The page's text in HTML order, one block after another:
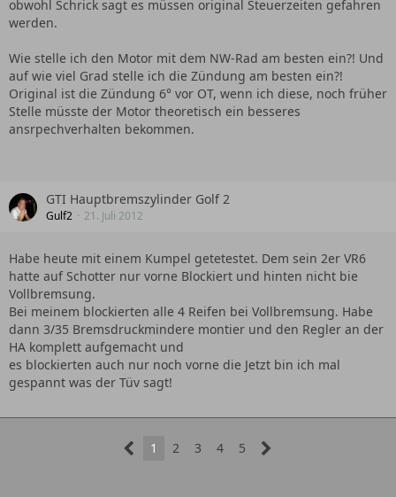
obwohl Schrick sagt es müssen original Steuerzeiten gefahren
werden.
Wie stelle ich den Motor mit dem NW-Rad am besten ein?! Und
auf wie viel Grad stelle ich die Zündung am besten ein?!
Original ist die Zündung 6° vor OT, wenn ich diese, noch früher
Stelle müsste der Motor theoretisch ein besseres
ansrpechverhalten bekommen.
GTI Hauptbremszylinder Golf 2
Gulf2 21. Juli 2012
Habe heute mit einem Kumpel getetestet. Dem sein 2er VR6
hatte auf Schotter nur vorne Blockiert und hinten nicht bie
Vollbremsung.
Bei meinem blockierten alle 4 Reifen bei Vollbremsung. Habe
dann 3/35 Bremsdruckmindere montier und den Regler an der
HA komplett aufgemacht und
es blockierten auch nur noch vorne die Jetzt bin ich mal
gespannt was der Tüv sagt!
1 2 3 4 5